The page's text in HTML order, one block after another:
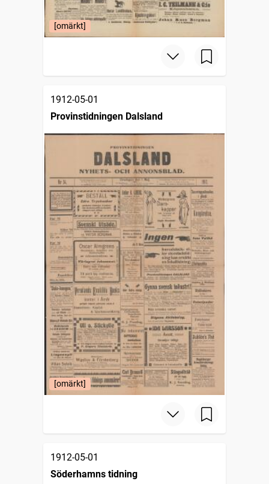
[omärkt]
1912-05-01
Provinstidningen Dalsland
[omärkt]
1912-05-01
Söderhamns tidning